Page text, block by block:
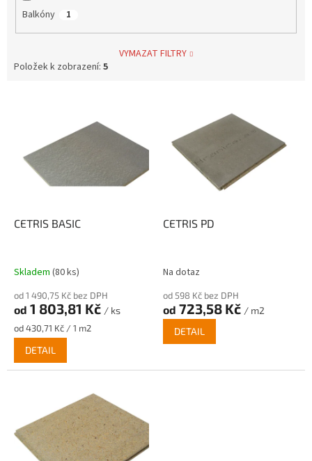
Balkóny 1
VYMAZAT FILTRY
Položek k zobrazení: 5
CETRIS BASIC
Skladem (80 ks)
od 1 490,75 Kč bez DPH
od 1 803,81 Kč / ks
Měrná
cena:
od 430,71 Kč / 1 m2
DETAIL
CETRIS PD
Na dotaz
od 598 Kč bez DPH
od 723,58 Kč / m2
DETAIL